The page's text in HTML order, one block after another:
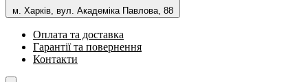
м. Харків, вул. Академіка Павлова, 88
Оплата та доставка
Гарантії та повернення
Контакти